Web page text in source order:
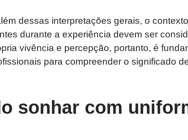
dessas interpretações gerais, o
durante a experiência devem ser
vivência e percepção, portanto, é
para compreender o significado
sonhar com